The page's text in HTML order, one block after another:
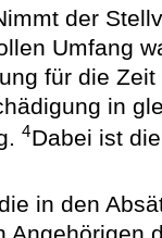
der
Umfang
für die
in
4Dabei ist
in den
Angehörigen